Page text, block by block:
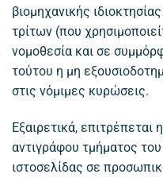
βιομηχανικής
τρίτων (που
νομοθεσία και σε
τούτου η μη
στις νόμιμες κυρώσεις.
Εξαιρετικά,
αντιγράφου τμήματος
ιστοσελίδας σε